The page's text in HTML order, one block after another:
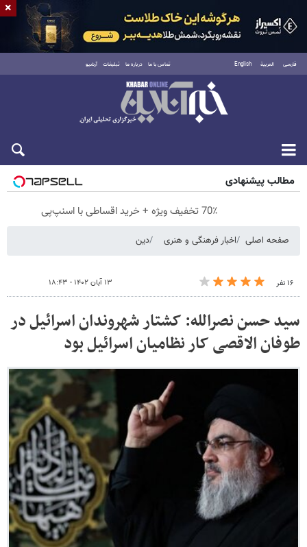
فارسی العربية English تماس با ما درباره ما تبلیغات آرشیو
پنجشنبه ۱۵ مرداد ۱۴۰۵
مطالب پیشنهادی
70٪ تخفیف ویژه + خرید اقساطی با اسنپ‌پی
صفحه اصلی اخبار فرهنگی و هنری دین
۱۶ نفر ۱۳ آبان ۱۴۰۲ - ۱۸:۴۳
سید حسن نصرالله: کشتار شهروندان اسرائیل در
طوفان الاقصی کار نظامیان اسرائیل بود
×